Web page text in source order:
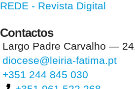
REDE - Revista Digital
Contactos
Largo Padre Carvalho —
diocese@leiria-fatima.pt
+351 244 845 030